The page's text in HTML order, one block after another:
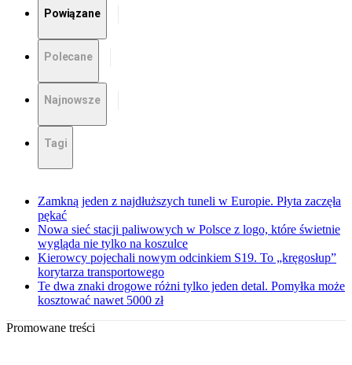
Powiązane
Polecane
Najnowsze
Tagi
Zamkną jeden z najdłuższych tuneli w Europie. Płyta zaczęła
pękać
Nowa sieć stacji paliwowych w Polsce z logo, które świetnie
wygląda nie tylko na koszulce
Kierowcy pojechali nowym odcinkiem S19. To „kręgosłup”
korytarza transportowego
Te dwa znaki drogowe różni tylko jeden detal. Pomyłka może
kosztować nawet 5000 zł
Promowane treści